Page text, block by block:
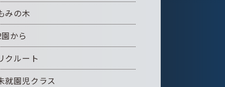
みの木
から
クルート
就園児クラス